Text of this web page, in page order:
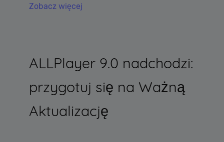
Zobacz więcej
ALLPlayer 9.0 nadchodzi:
przygotuj się na Ważną
Aktualizację